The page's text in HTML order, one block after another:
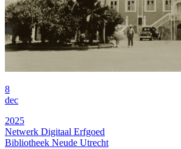
8
dec
2025
Netwerk Digitaal Erfgoed
Bibliotheek Neude Utrecht